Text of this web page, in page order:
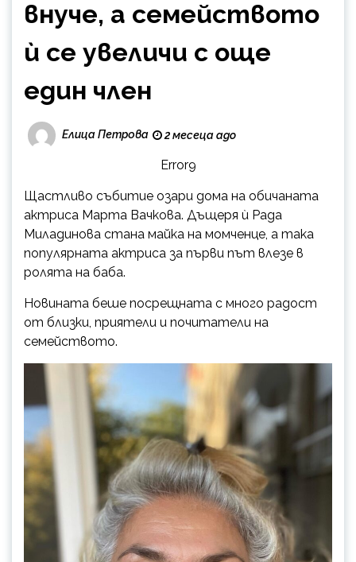
внуче, а семейството
ѝ се увеличи с още
един член
Елица Петрова 2 месеца ago
Error9
Щастливо събитие озари дома на обичаната
актриса Марта Вачкова. Дъщеря ѝ Рада
Миладинова стана майка на момченце, а така
популярната актриса за първи път влезе в
ролята на баба.
Новината беше посрещната с много радост
от близки, приятели и почитатели на
семейството.